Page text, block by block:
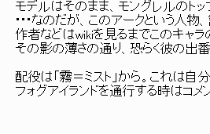
モデルはそのまま、モングレルのトッ
･･･なのだが、このアークという人
作者などはwikiを見るまでこのキャ
その影の薄さの通り、恐らく彼の出番
配役は「霧＝ミスト」から。これは
フォグアイランドを通行する時はコメ